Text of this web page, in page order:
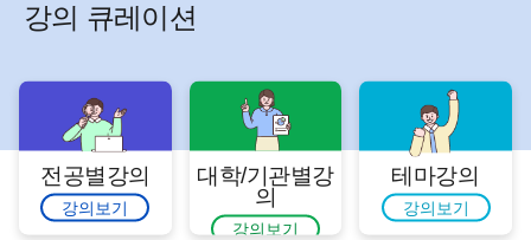
강의 큐레이션
전공별강의
강의보기
대학/기관별강
의
강의보기
테마강의
강의보기